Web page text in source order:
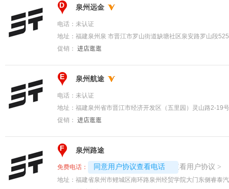
D 泉州远金
电话： 未认证
地址： 福建泉州泉 市晋江市罗山街道缺塘社区泉安路罗山段
促销： 进店逛逛
E 泉州航途
电话： 未认证
地址： 福建泉州省市晋江市经济开发区（五里园）灵山路2-19号
促销： 进店逛逛
F 泉州路途
免费电话： 同意用户协议查看电话
4008192707-4395 查看用户协议 >
地址： 福建省泉州市鲤城区南环路泉州经贸学院大门东侧睿泰